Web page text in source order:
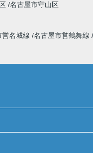
名古屋市守山区
名城線 名古屋市営鶴舞線